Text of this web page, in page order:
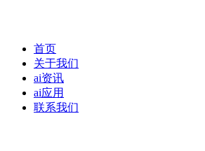
首页
关于我们
ai资讯
ai应用
联系我们